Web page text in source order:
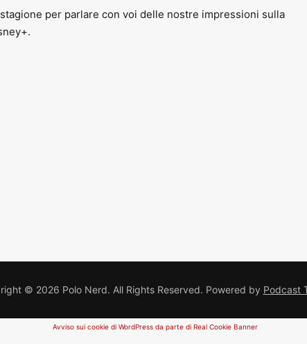
per parlare con voi delle nostre impressioni sulla
© 2026 Polo Nerd. All Rights Reserved. Powered by Podcast
Avviso sui cookie di WordPress da parte di Real Cookie Banner